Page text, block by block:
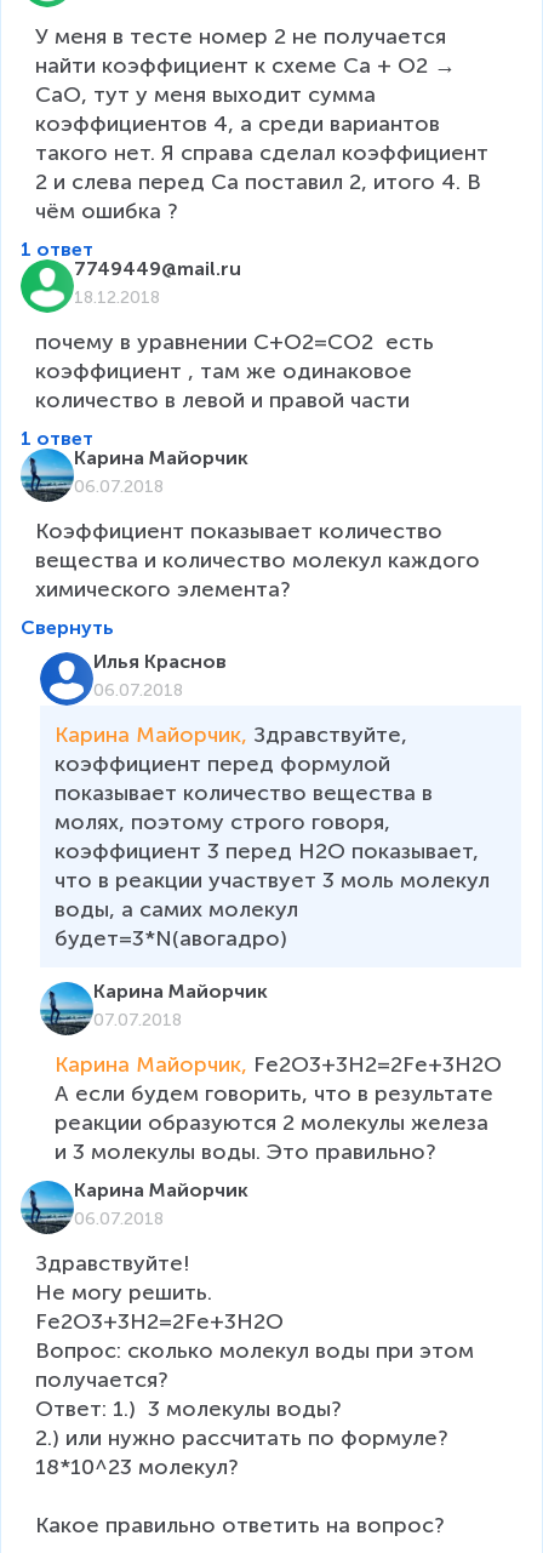
У меня в тесте номер 2 не получается
найти коэффициент к схеме Са + О2 →
СаО, тут у меня выходит сумма
коэффициентов 4, а среди вариантов
такого нет. Я справа сделал коэффициент
2 и слева перед Са поставил 2, итого 4. В
чём ошибка ?
1 ответ
7749449@mail.ru
18.12.2018
почему в уравнении C+O2=CO2  есть
коэффициент , там же одинаковое
количество в левой и правой части
1 ответ
Карина Майорчик
06.07.2018
Коэффициент показывает количество
вещества и количество молекул каждого
химического элемента?
Свернуть
Илья Краснов
06.07.2018
Карина Майорчик, Здравствуйте,
коэффициент перед формулой
показывает количество вещества в
молях, поэтому строго говоря,
коэффициент 3 перед H2O показывает,
что в реакции участвует 3 моль молекул
воды, а самих молекул
будет=3*N(авогадро)
Карина Майорчик
07.07.2018
Карина Майорчик, Fe2O3+3H2=2Fe+3H2O
А если будем говорить, что в результате
реакции образуются 2 молекулы железа
и 3 молекулы воды. Это правильно?
Карина Майорчик
06.07.2018
Здравствуйте!
Не могу решить.
Fe2O3+3H2=2Fe+3H2O
Вопрос: сколько молекул воды при этом
получается?
Ответ: 1.)  3 молекулы воды?
2.) или нужно рассчитать по формуле?
18*10^23 молекул?
Какое правильно ответить на вопрос?